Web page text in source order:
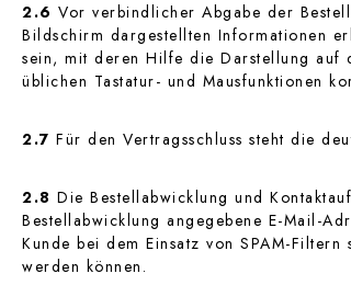
2.6 Vor verbindlicher Abgabe der
Bildschirm dargestellten Informationen
sein, mit deren Hilfe die Darstellung auf
üblichen Tastatur- und Mausfunktionen
2.7 Für den Vertragsschluss steht die
2.8 Die Bestellabwicklung und
Bestellabwicklung angegebene E-Mail-
Kunde bei dem Einsatz von SPAM-
werden können.